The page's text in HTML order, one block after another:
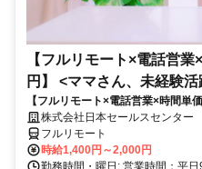
【フルリモート×電話営
円】 <ママさん、未経験
で家庭と仕事の両立を実現
【フルリモート×電話営業×時間単
あり】 ＜ママさん、未経験活躍中
両立を実現
株式会社日本セールスセンター
フルリモート
時給1,400円～2,000円
勤務時間・曜日: 営業時間：平